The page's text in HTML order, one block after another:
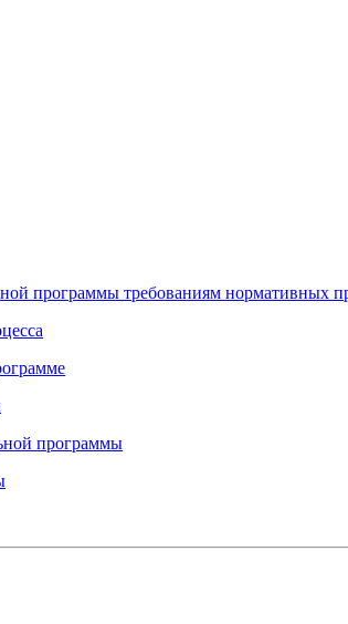
программы требованиям нормативных
программы